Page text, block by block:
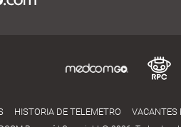
HISTORIA DE TELEMETRO VACANTES